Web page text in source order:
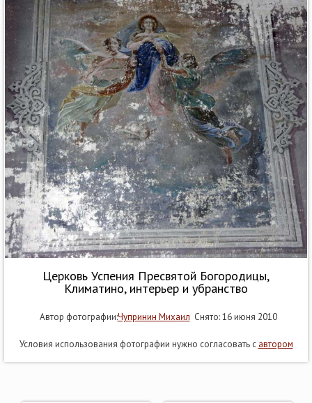
Церковь Успения Пресвятой Богородицы,
Климатино, интерьер и убранство
Автор фотографии:Чупринин Михаил Снято: 16 июня 2010
Условия использования фотографии нужно согласовать с автором